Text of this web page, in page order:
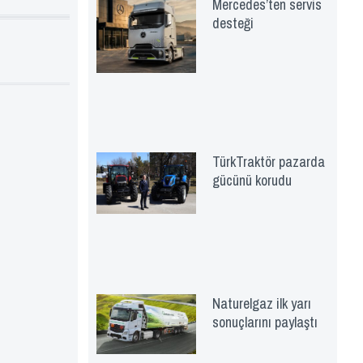
Mercedes’ten servis
desteği
TürkTraktör pazarda
gücünü korudu
Naturelgaz ilk yarı
sonuçlarını paylaştı